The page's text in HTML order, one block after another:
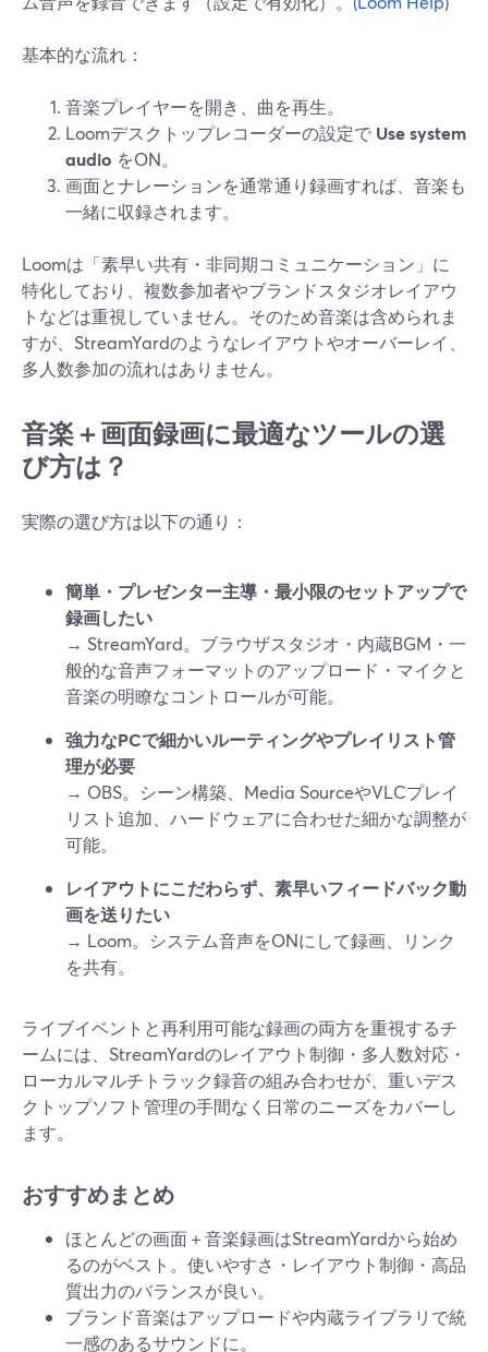
基本的な流れ：
音楽プレイヤーを開き、曲を再生。
Loomデスクトップレコーダーの設定で Use system
audio をON。
画面とナレーションを通常通り録画すれば、音楽も
一緒に収録されます。
Loomは「素早い共有・非同期コミュニケーション」に
特化しており、複数参加者やブランドスタジオレイアウ
トなどは重視していません。そのため音楽は含められま
すが、StreamYardのようなレイアウトやオーバーレイ、
多人数参加の流れはありません。
音楽＋画面録画に最適なツールの選
び方は？
実際の選び方は以下の通り：
簡単・プレゼンター主導・最小限のセットアップで
録画したい
→ StreamYard。ブラウザスタジオ・内蔵BGM・一
般的な音声フォーマットのアップロード・マイクと
音楽の明瞭なコントロールが可能。
強力なPCで細かいルーティングやプレイリスト管
理が必要
→ OBS。シーン構築、Media SourceやVLCプレイ
リスト追加、ハードウェアに合わせた細かな調整が
可能。
レイアウトにこだわらず、素早いフィードバック動
画を送りたい
→ Loom。システム音声をONにして録画、リンク
を共有。
ライブイベントと再利用可能な録画の両方を重視するチ
ームには、StreamYardのレイアウト制御・多人数対応・
ローカルマルチトラック録音の組み合わせが、重いデス
クトップソフト管理の手間なく日常のニーズをカバーし
ます。
おすすめまとめ
ほとんどの画面＋音楽録画はStreamYardから始め
るのがベスト。使いやすさ・レイアウト制御・高品
質出力のバランスが良い。
ブランド音楽はアップロードや内蔵ライブラリで統
一感のあるサウンドに。